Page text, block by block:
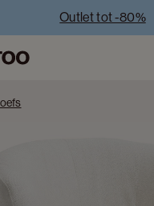
Outlet tot -80%
-50% bij aankoop